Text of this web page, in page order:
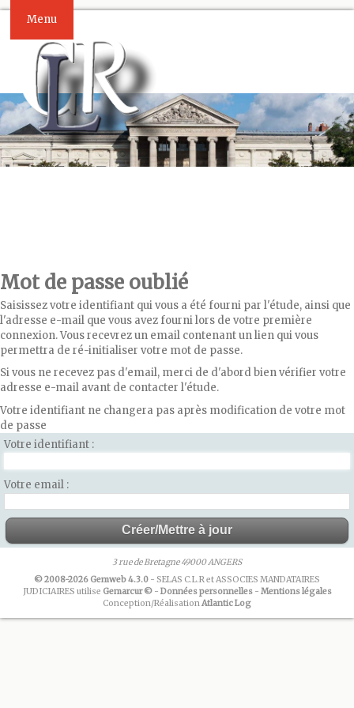
Menu
Mot de passe oublié
Saisissez votre identifiant qui vous a été fourni par l'étude, ainsi que
l'adresse e-mail que vous avez fourni lors de votre première
connexion. Vous recevrez un email contenant un lien qui vous
permettra de ré-initialiser votre mot de passe.
Si vous ne recevez pas d'email, merci de d'abord bien vérifier votre
adresse e-mail avant de contacter l'étude.
Votre identifiant ne changera pas après modification de votre mot
de passe
Votre identifiant
Votre email
3 rue de Bretagne 49000 ANGERS
© 2008-2026 Gemweb 4.3.0 - SELAS C.L.R et ASSOCIES MANDATAIRES
JUDICIAIRES utilise Gemarcur ©- Données personnelles- Mentions légales
Conception/RéalisationAtlantic Log